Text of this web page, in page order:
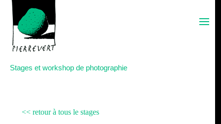
Stages et workshop de photographie
<< retour à tous le stages